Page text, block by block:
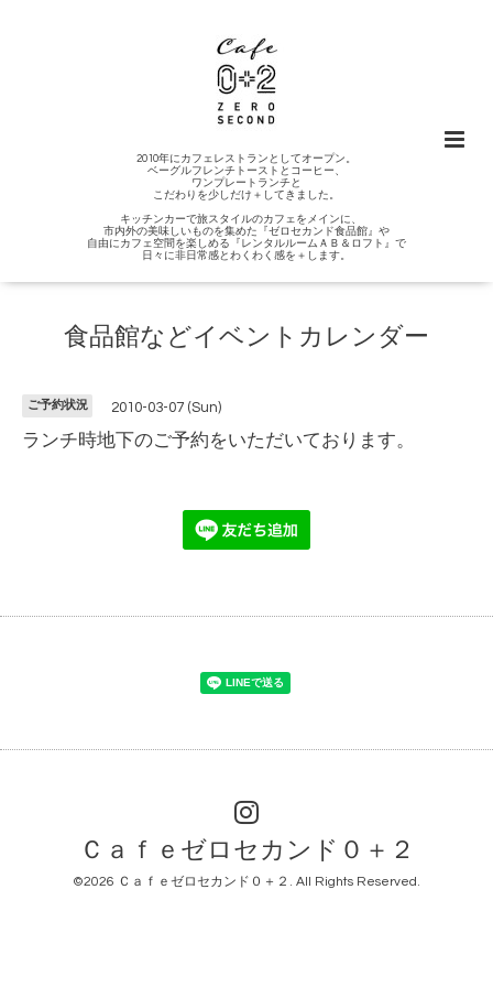
2010年にカフェレストランとしてオープン。
ベーグルフレンチトーストとコーヒー、
ワンプレートランチと
こだわりを少しだけ＋してきました。
キッチンカーで旅スタイルのカフェをメインに、
市内外の美味しいものを集めた『ゼロセカンド食品館』や
自由にカフェ空間を楽しめる『レンタルルームＡＢ＆ロフト』で
日々に非日常感とわくわく感を＋します。
食品館などイベントカレンダー
ご予約状況 2010-03-07 (Sun)
ランチ時地下のご予約をいただいております。
Ｃａｆｅゼロセカンド０＋２
©2026 Ｃａｆｅゼロセカンド０＋２ . All Rights Reserved.